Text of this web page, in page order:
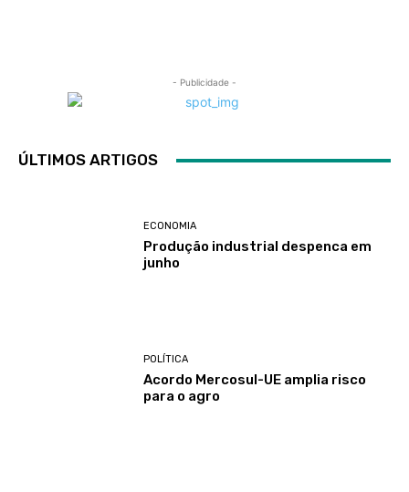
- Publicidade -
ÚLTIMOS ARTIGOS
ECONOMIA
Produção industrial despenca em
junho
POLÍTICA
Acordo Mercosul-UE amplia risco
para o agro